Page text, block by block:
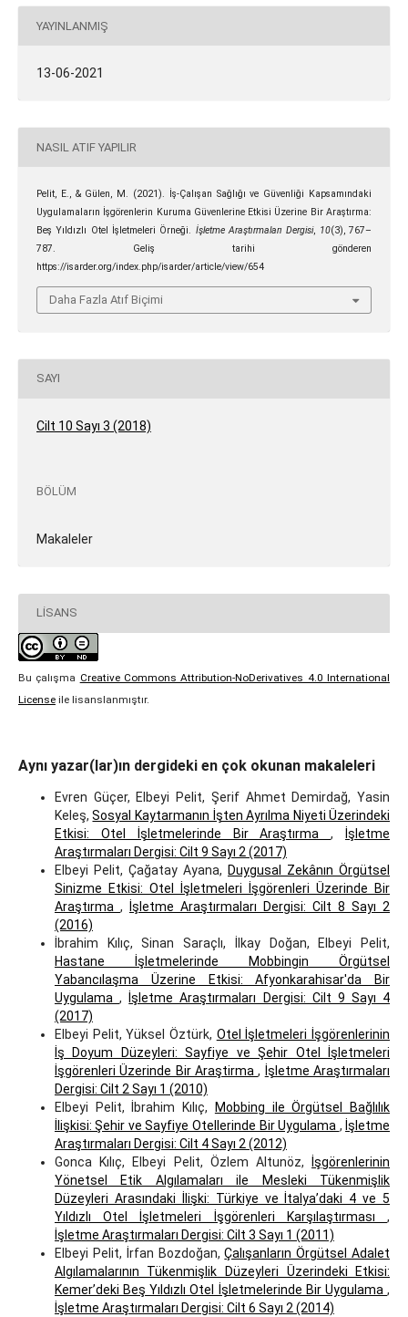
YAYINLANMIŞ
13-06-2021
NASIL ATIF YAPILIR
Pelit, E., & Gülen, M. (2021). İş-Çalışan Sağlığı ve Güvenliği Kapsamındaki
Uygulamaların İşgörenlerin Kuruma Güvenlerine Etkisi Üzerine Bir Araştırma:
Beş Yıldızlı Otel İşletmeleri Örneği. İşletme Araştırmaları Dergisi, 10(3), 767–
787. Geliş tarihi gönderen
https://isarder.org/index.php/isarder/article/view/654
Daha Fazla Atıf Biçimi
SAYI
Cilt 10 Sayı 3 (2018)
BÖLÜM
Makaleler
LISANS
Bu çalışma Creative Commons Attribution-NoDerivatives 4.0 International
Licenseile lisanslanmıştır.
Aynı yazar(lar)ın dergideki en çok okunan makaleleri
Evren Güçer, Elbeyi Pelit, Şerif Ahmet Demirdağ, Yasin
Keleş,Sosyal Kaytarmanın İşten Ayrılma Niyeti Üzerindeki
Etkisi: Otel İşletmelerinde Bir Araştırma,
İşletme
Araştırmaları Dergisi: Cilt 9 Sayı 2 (2017)
Elbeyi Pelit, Çağatay Ayana, Duygusal Zekânın Örgütsel
Sinizme Etkisi: Otel İşletmeleri İşgörenleri Üzerinde Bir
Araştırma ,
İşletme Araştırmaları Dergisi: Cilt 8 Sayı 2
(2016)
İbrahim Kılıç, Sinan Saraçlı, İlkay Doğan, Elbeyi Pelit,
Hastane İşletmelerinde Mobbingin Örgütsel
Yabancılaşma Üzerine Etkisi: Afyonkarahisar'da Bir
Uygulama,
İşletme Araştırmaları Dergisi: Cilt 9 Sayı 4
(2017)
Elbeyi Pelit, Yüksel Öztürk, Otel İşletmeleri İşgörenlerinin
İş Doyum Düzeyleri: Sayfiye ve Şehir Otel İşletmeleri
İşgörenleri Üzerinde Bir Araştirma, İşletme Araştırmaları
Dergisi: Cilt 2 Sayı 1 (2010)
Elbeyi Pelit, İbrahim Kılıç,
Mobbing ile Örgütsel Bağlılık
İlişkisi: Şehir ve Sayfiye Otellerinde Bir Uygulama , İşletme
Araştırmaları Dergisi: Cilt 4 Sayı 2 (2012)
Gonca Kılıç, Elbeyi Pelit, Özlem Altunöz,
İşgörenlerinin
Yönetsel Etik Algılamaları ile Mesleki Tükenmişlik
Düzeyleri Arasındaki İlişki: Türkiye ve İtalya’daki 4 ve 5
Yıldızlı Otel İşletmeleri İşgörenleri Karşılaştırması,
İşletme Araştırmaları Dergisi: Cilt 3 Sayı 1 (2011)
Elbeyi Pelit, İrfan Bozdoğan,Çalışanların Örgütsel Adalet
Algılamalarının Tükenmişlik Düzeyleri Üzerindeki Etkisi:
Kemer’deki Beş Yıldızlı Otel İşletmelerinde Bir Uygulama,
İşletme Araştırmaları Dergisi: Cilt 6 Sayı 2 (2014)